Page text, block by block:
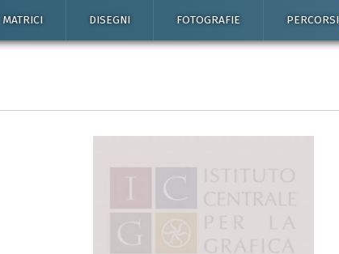
MATRICI DISEGNI FOTOGRAFIE PERCORSI